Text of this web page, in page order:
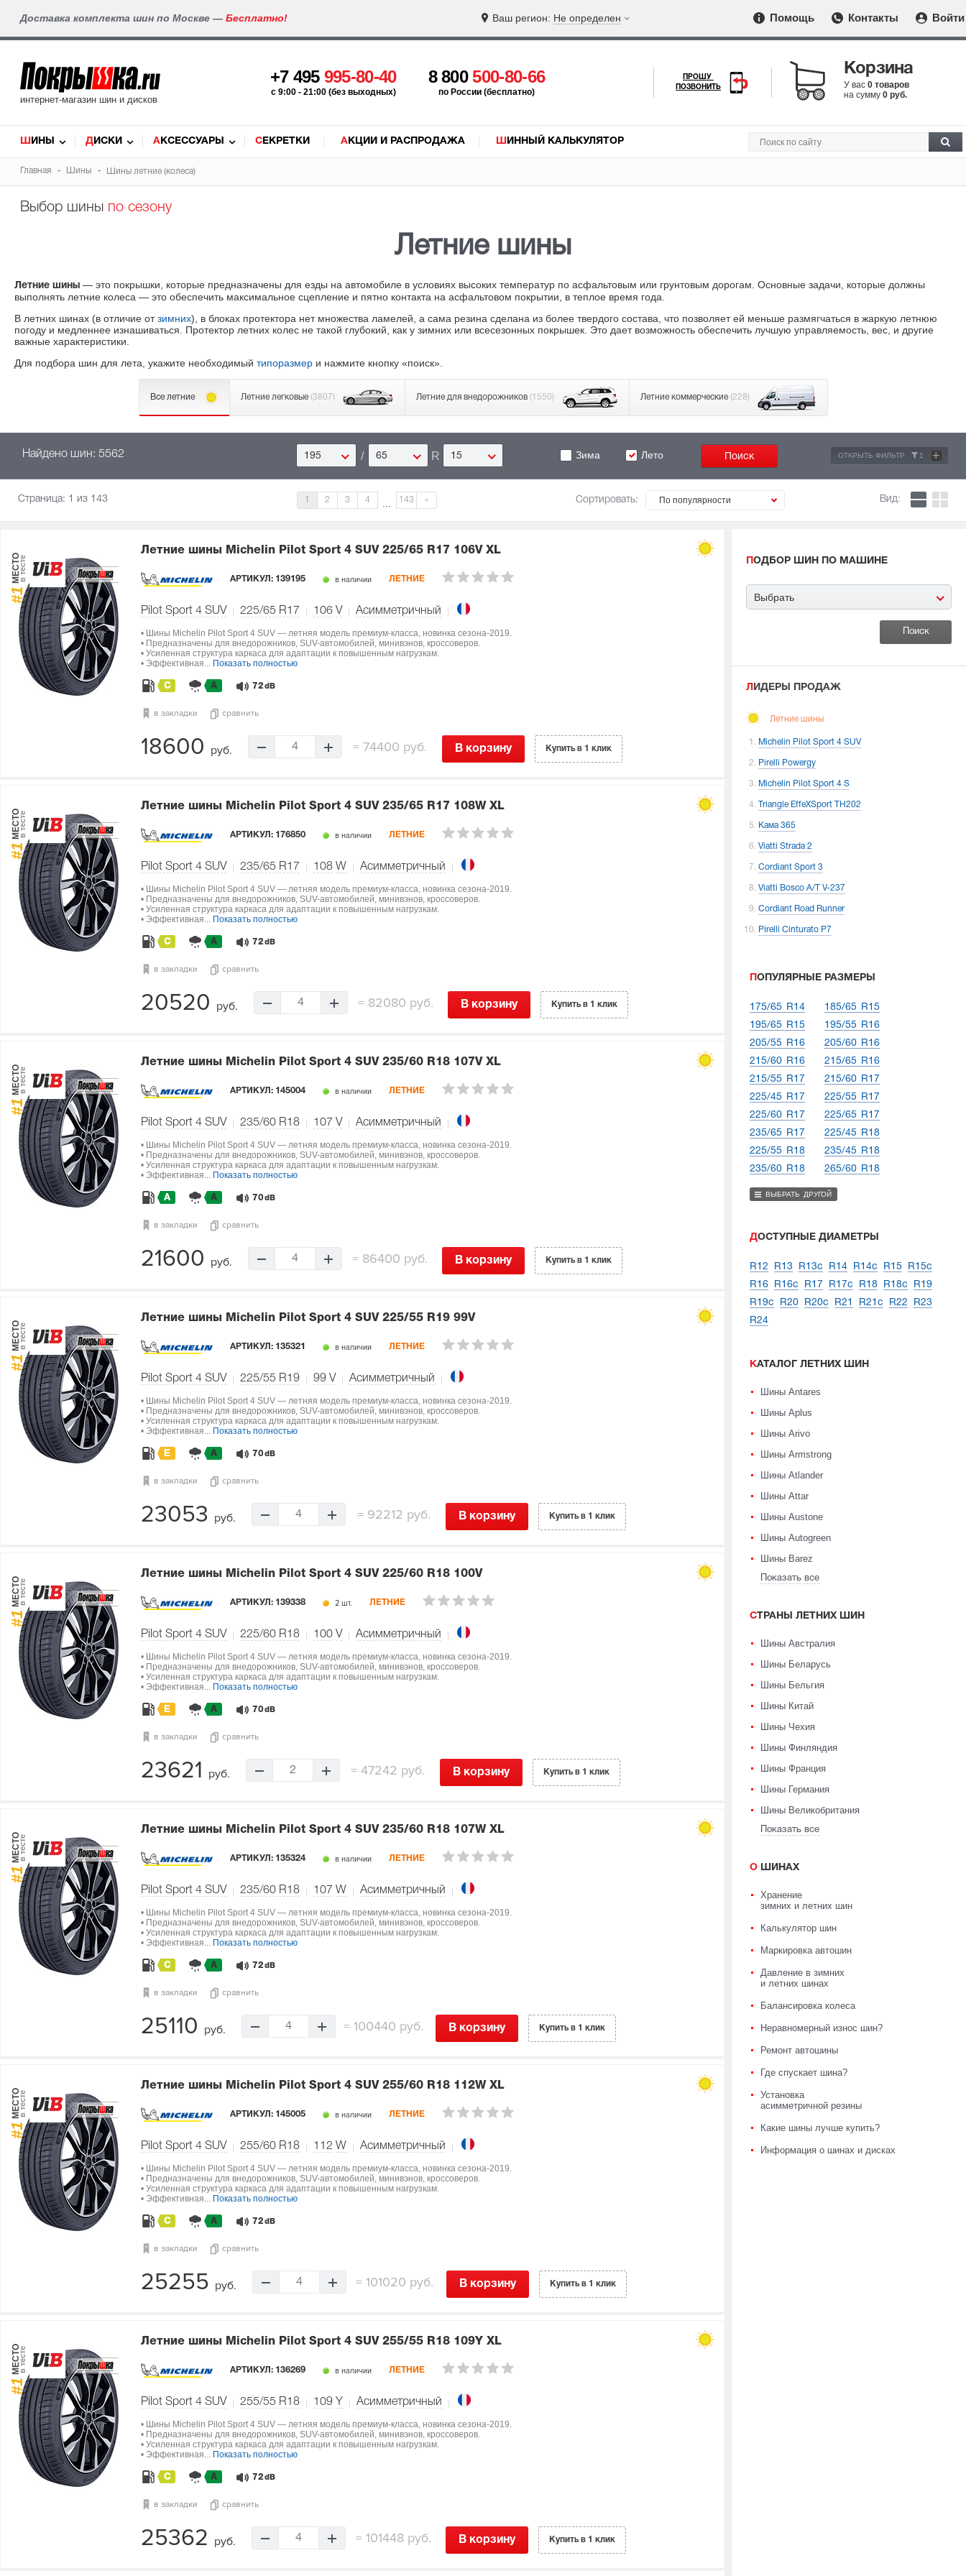
Доставка комплекта шин по Москве — Бесплатно! Ваш регион: Не определен Помощь Контакты Войти
интернет-магазин шин и дисков
+7 495 995-80-40
c 9:00 - 21:00 (без выходных)
8 800500-80-66
по России (бесплатно)
ПРОШУ
ПОЗВОНИТЬ
Корзина
У вас 0 товаров
на сумму 0 руб.
ШИНЫ ДИСКИ АКСЕССУАРЫ СЕКРЕТКИ АКЦИИ И РАСПРОДАЖА ШИННЫЙ КАЛЬКУЛЯТОР
Главная Шины Шины летние (колеса)
Выбор шины по сезону
Летние шины
Летние шины — это покрышки, которые предназначены для езды на автомобиле в условиях высоких температур по асфальтовым или грунтовым дорогам. Основные задачи, которые должны
выполнять летние колеса — это обеспечить максимальное сцепление и пятно контакта на асфальтовом покрытии, в теплое время года.
В летних шинах (в отличие отзимних), в блоках протектора нет множества ламелей, а сама резина сделана из более твердого состава, что позволяет ей меньше размягчаться в жаркую летнюю
погоду и медленнее изнашиваться. Протектор летних колес не такой глубокий, как у зимних или всесезонных покрышек. Это дает возможность обеспечить лучшую управляемость, вес, и другие
важные характеристики.
Для подбора шин для лета, укажите необходимый типоразмер и нажмите кнопку «поиск».
Все летние Летние легковые (3807) Летние для внедорожников (1550) Летние коммерческие (228)
Найдено шин: 5562 195 / 65 R 15 Зима Лето ОТКРЫТЬ ФИЛЬТР 1 +
Страница: 1 из 143 1 2 3 4 143 » Сортировать: По популярности Вид:
#1
МЕСТОв тесте
Летние шины Michelin Pilot Sport 4 SUV 225/65 R17 106V XL
АРТИКУЛ: 139195 в наличии ЛЕТНИЕ
Pilot Sport 4 SUV 225/65 R17 106 V Асимметричный
• Шины Michelin Pilot Sport 4 SUV — летняя модель премиум-класса, новинка сезона-2019.
• Предназначены для внедорожников, SUV-автомобилей, минивэнов, кроссоверов.
• Усиленная структура каркаса для адаптации к повышенным нагрузкам.
• Эффективная... Показать полностью
C A 72 dB
в закладки сравнить
18600 руб. 4 = 74400 руб. В корзину Купить в 1 клик
#1
МЕСТОв тесте
Летние шины Michelin Pilot Sport 4 SUV 235/65 R17 108W XL
АРТИКУЛ: 176850 в наличии ЛЕТНИЕ
Pilot Sport 4 SUV 235/65 R17 108 W Асимметричный
• Шины Michelin Pilot Sport 4 SUV — летняя модель премиум-класса, новинка сезона-2019.
• Предназначены для внедорожников, SUV-автомобилей, минивэнов, кроссоверов.
• Усиленная структура каркаса для адаптации к повышенным нагрузкам.
• Эффективная... Показать полностью
C A 72 dB
в закладки сравнить
20520 руб. 4 = 82080 руб. В корзину Купить в 1 клик
#1
МЕСТОв тесте
Летние шины Michelin Pilot Sport 4 SUV 235/60 R18 107V XL
АРТИКУЛ: 145004 в наличии ЛЕТНИЕ
Pilot Sport 4 SUV 235/60 R18 107 V Асимметричный
• Шины Michelin Pilot Sport 4 SUV — летняя модель премиум-класса, новинка сезона-2019.
• Предназначены для внедорожников, SUV-автомобилей, минивэнов, кроссоверов.
• Усиленная структура каркаса для адаптации к повышенным нагрузкам.
• Эффективная... Показать полностью
A A 70 dB
в закладки сравнить
21600 руб. 4 = 86400 руб. В корзину Купить в 1 клик
#1
МЕСТОв тесте
Летние шины Michelin Pilot Sport 4 SUV 225/55 R19 99V
АРТИКУЛ: 135321 в наличии ЛЕТНИЕ
Pilot Sport 4 SUV 225/55 R19 99 V Асимметричный
• Шины Michelin Pilot Sport 4 SUV — летняя модель премиум-класса, новинка сезона-2019.
• Предназначены для внедорожников, SUV-автомобилей, минивэнов, кроссоверов.
• Усиленная структура каркаса для адаптации к повышенным нагрузкам.
• Эффективная... Показать полностью
E A 70 dB
в закладки сравнить
23053 руб. 4 =92212 руб. В корзину Купить в 1 клик
#1
МЕСТОв тесте
Летние шины Michelin Pilot Sport 4 SUV 225/60 R18 100V
АРТИКУЛ: 139338 2 шт. ЛЕТНИЕ
Pilot Sport 4 SUV 225/60 R18 100 V Асимметричный
• Шины Michelin Pilot Sport 4 SUV — летняя модель премиум-класса, новинка сезона-2019.
• Предназначены для внедорожников, SUV-автомобилей, минивэнов, кроссоверов.
• Усиленная структура каркаса для адаптации к повышенным нагрузкам.
• Эффективная... Показать полностью
E A 70 dB
в закладки сравнить
23621 руб. 2 = 47242 руб. В корзину Купить в 1 клик
#1
МЕСТОв тесте
Летние шины Michelin Pilot Sport 4 SUV 235/60 R18 107W XL
АРТИКУЛ: 135324 в наличии ЛЕТНИЕ
Pilot Sport 4 SUV 235/60 R18 107 W Асимметричный
• Шины Michelin Pilot Sport 4 SUV — летняя модель премиум-класса, новинка сезона-2019.
• Предназначены для внедорожников, SUV-автомобилей, минивэнов, кроссоверов.
• Усиленная структура каркаса для адаптации к повышенным нагрузкам.
• Эффективная... Показать полностью
C A 72 dB
в закладки сравнить
25110 руб. 4 = 100440 руб. В корзину Купить в 1 клик
#1
МЕСТОв тесте
Летние шины Michelin Pilot Sport 4 SUV 255/60 R18 112W XL
АРТИКУЛ: 145005 в наличии ЛЕТНИЕ
Pilot Sport 4 SUV 255/60 R18 112 W Асимметричный
• Шины Michelin Pilot Sport 4 SUV — летняя модель премиум-класса, новинка сезона-2019.
• Предназначены для внедорожников, SUV-автомобилей, минивэнов, кроссоверов.
• Усиленная структура каркаса для адаптации к повышенным нагрузкам.
• Эффективная... Показать полностью
C A 72 dB
в закладки сравнить
25255 руб. 4 =101020 руб. В корзину Купить в 1 клик
#1
МЕСТОв тесте
Летние шины Michelin Pilot Sport 4 SUV 255/55 R18 109Y XL
АРТИКУЛ: 136269 в наличии ЛЕТНИЕ
Pilot Sport 4 SUV 255/55 R18 109 Y Асимметричный
• Шины Michelin Pilot Sport 4 SUV — летняя модель премиум-класса, новинка сезона-2019.
• Предназначены для внедорожников, SUV-автомобилей, минивэнов, кроссоверов.
• Усиленная структура каркаса для адаптации к повышенным нагрузкам.
• Эффективная... Показать полностью
C A 72 dB
в закладки сравнить
25362 руб. 4 = 101448 руб. В корзину Купить в 1 клик
ПОДБОР ШИН ПО МАШИНЕ
Выбрать
ЛИДЕРЫ ПРОДАЖ
Летние шины
Michelin Pilot Sport 4 SUV
Pirelli Powergy
Michelin Pilot Sport 4 S
Triangle EffeXSport TH202
Кама 365
Viatti Strada 2
Cordiant Sport 3
Viatti Bosco A/T V-237
Cordiant Road Runner
Pirelli Cinturato P7
ПОПУЛЯРНЫЕ РАЗМЕРЫ
175/65 R14
185/65 R15
195/65 R15
195/55 R16
205/55 R16
205/60 R16
215/60 R16
215/65 R16
215/55 R17
215/60 R17
225/45 R17
225/55 R17
225/60 R17
225/65 R17
235/65 R17
225/45 R18
225/55 R18
235/45 R18
235/60 R18
265/60 R18
ВЫБРАТЬ ДРУГОЙ
ДОСТУПНЫЕ ДИАМЕТРЫ
R12 R13 R13c R14 R14c R15
R15c
R16
R16c R17 R17c R18 R18c
R19
R19c
R20 R20c R21 R21c R22
R23
R24
КАТАЛОГ ЛЕТНИХ ШИН
Шины Antares
Шины Aplus
Шины Arivo
Шины Armstrong
Шины Atlander
Шины Attar
Шины Austone
Шины Autogreen
Шины Barez
Показать все
СТРАНЫ ЛЕТНИХ ШИН
Шины Австралия
Шины Беларусь
Шины Бельгия
Шины Китай
Шины Чехия
Шины Финляндия
Шины Франция
Шины Германия
Шины Великобритания
Показать все
О ШИНАХ
Хранение
зимних и летних шин
Калькулятор шин
Маркировка автошин
Давление в зимних
и летних шинах
Балансировка колеса
Неравномерный износ шин?
Ремонт автошины
Где спускает шина?
Установка
асимметричной резины
Какие шины лучше купить?
Информация о шинах и дисках